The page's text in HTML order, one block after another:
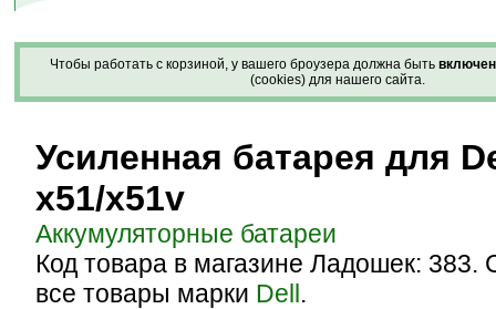
Чтобы работать с корзиной, у вашего броузера должна быть
(cookies) для нашего сайта.
Усиленная батарея для
x51/x51v
Аккумуляторные батареи
Код товара в магазине Ладошек: 383.
все товары марки Dell.